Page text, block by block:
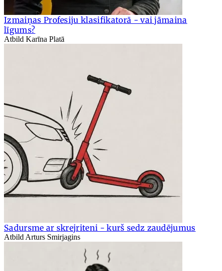
Izmaiņas Profesiju klasifikatorā - vai jāmaina
līgums?
Atbild Karīna Platā
Sadursme ar skrejriteni - kurš sedz zaudējumus
Atbild Arturs Smirjagins